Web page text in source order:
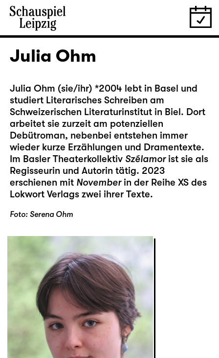
Julia Ohm
Julia Ohm (sie/ihr) *2004 lebt in Basel und
studiert Literarisches Schreiben am
Schweizerischen Literaturinstitut in Biel. Dort
arbeitet sie zurzeit am potenziellen
Debütroman, nebenbei entstehen immer
wieder kurze Erzählungen und Dramentexte.
Im Basler Theaterkollektiv Szélamorist sie als
Regisseurin und Autorin tätig. 2023
erschienen mit Novemberin der Reihe XS des
Lokwort Verlags zwei ihrer Texte.
Foto: Serena Ohm